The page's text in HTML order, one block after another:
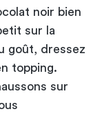
noir bien
sur la
goût, dressez
topping.
sur